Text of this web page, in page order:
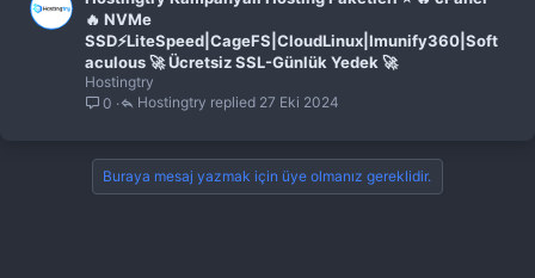
🔥 NVMe
SSD⚡LiteSpeed|CageFS|CloudLinux|Imunify360|Soft
aculous 🚀 Ücretsiz SSL-Günlük Yedek 🚀
Hostingtry
0
27 Eki 2024
Hostingtry
Buraya mesaj yazmak için üye olmanız gereklidir.